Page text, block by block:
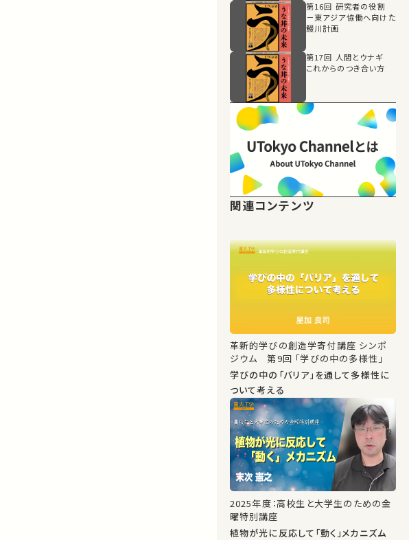
第16回 研究者の役割
－東アジア恊働へ向けた
鰻川計画
第17回 人間とウナギ
これからのつき合い方
関連コンテンツ
革新的学びの創造学寄付講座 シンポ
ジウム 第9回 「学びの中の多様性」
学びの中の「バリア」を通して多様性に
ついて考える
2025年度：高校生と大学生のための金
曜特別講座
植物が光に反応して「動く」メカニズム